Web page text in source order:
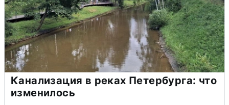
Канализация в реках Петербурга: что
изменилось